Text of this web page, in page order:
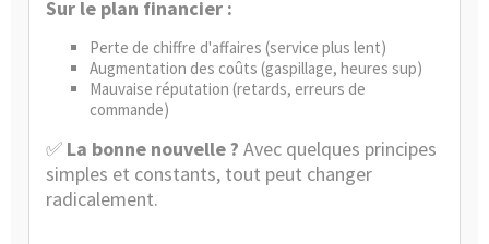
Sur le plan financier :
Perte de chiffre d'affaires (service plus lent)
Augmentation des coûts (gaspillage, heures sup)
Mauvaise réputation (retards, erreurs de
commande)
✅ La bonne nouvelle ? Avec quelques principes
simples et constants, tout peut changer
radicalement.